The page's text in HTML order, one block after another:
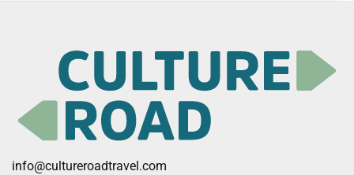
info@cultureroadtravel.com